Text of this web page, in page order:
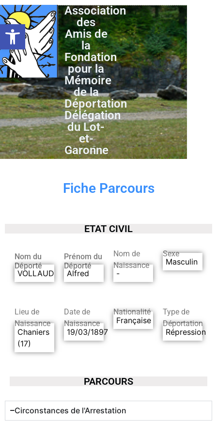
Ouvrir la barre d’outils
Association
des
Amis de
la
Fondation
pour la
Mémoire
de la
Déportation
Délégation
du Lot-
et-
Garonne
Fiche Parcours
ETAT CIVIL
Nom du
Déporté
VOLLAUD
Prénom du
Déporté
Alfred
Nom de
Naissance
-
Sexe
Masculin
Lieu de
Naissance
Chaniers
(17)
Date de
Naissance
19/03/1897
Nationalité
Française
Type de
Déportation
Répression
PARCOURS
Circonstances de l'Arrestation